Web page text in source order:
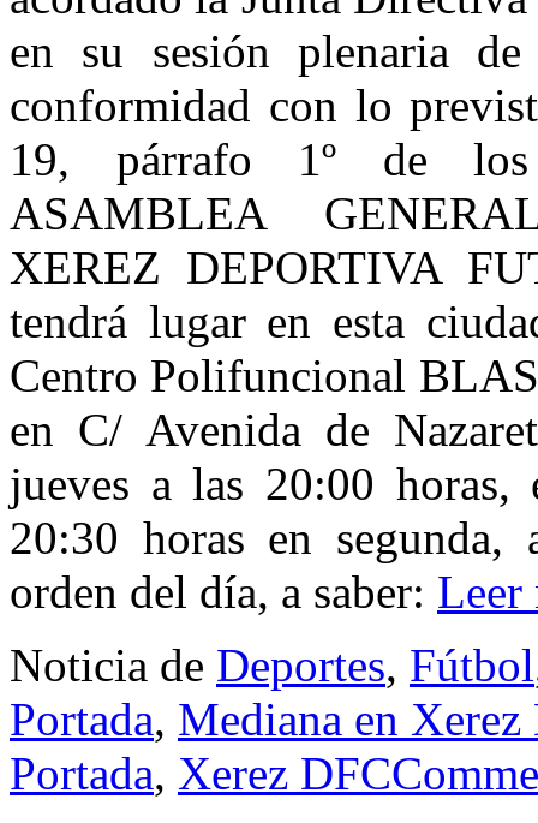
en su sesión plenaria
conformidad con lo
19, párrafo 1º de los
ASAMBLEA
XEREZ DEPORTIVA
tendrá lugar en esta
Centro Polifuncional
en C/ Avenida de
jueves a las 20:00
20:30 horas en
orden del día, a saber: Leer
Noticia de Deportes, Fútbol
Portada, Mediana en Xerez
Portada, Xerez DFC